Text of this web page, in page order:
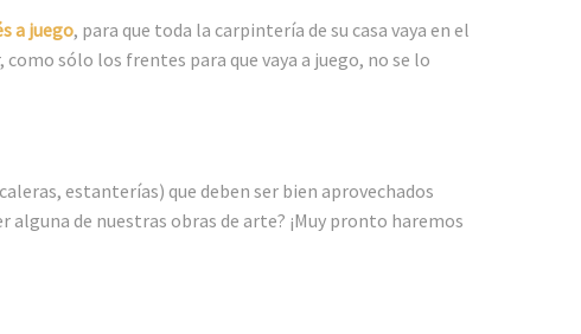
a juego, para que toda la carpintería de su casa vaya en el
sólo los frentes para que vaya a juego, no se lo
estanterías) que deben ser bien aprovechados
de nuestras obras de arte? ¡Muy pronto haremos